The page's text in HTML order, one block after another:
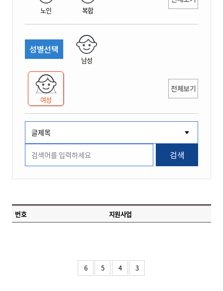
노인 복합
성별선택
남성
여성
전체보기
검색
번호 지원사업
6 5 4 3